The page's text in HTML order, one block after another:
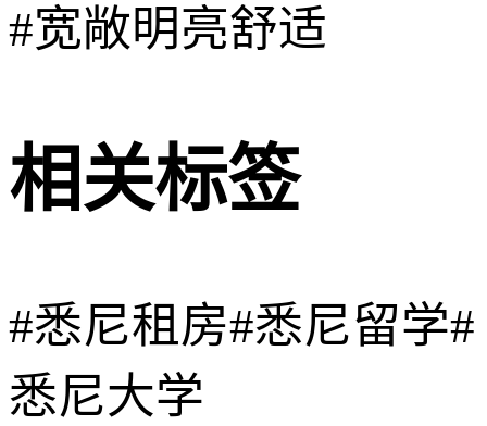
#宽敞明亮舒适
相关标签
#悉尼租房#悉尼留学#
悉尼大学